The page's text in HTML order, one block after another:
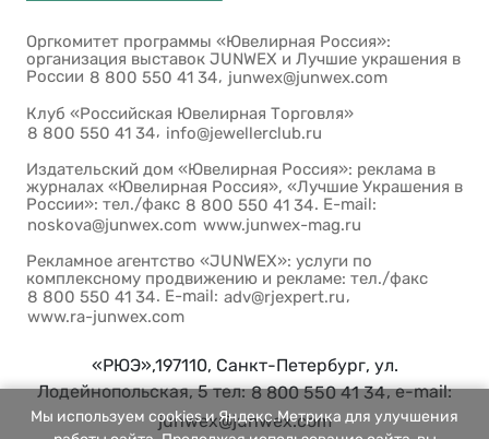
Оргкомитет программы «Ювелирная Россия»:
организация выставок JUNWEX и Лучшие украшения в
России 8 800 550 41 34, junwex@junwex.com
Клуб «Российская Ювелирная Торговля»
8 800 550 41 34, info@jewellerclub.ru
Издательский дом «Ювелирная Россия»: реклама в
журналах «Ювелирная Россия», «Лучшие Украшения в
России»: тел./факс 8 800 550 41 34. E-mail:
noskova@junwex.com www.junwex-mag.ru
Рекламное агентство «JUNWEX»: услуги по
комплексному продвижению и рекламе: тел./факс
8 800 550 41 34. E-mail: adv@rjexpert.ru,
www.ra-junwex.com
«РЮЭ»,197110, Санкт-Петербург, ул.
Лодейнопольская, 5 тел:8 800 550 41 34, e-mail:
junwex@junwex.com
Мы используем cookies и Яндекс.Метрика для улучшения